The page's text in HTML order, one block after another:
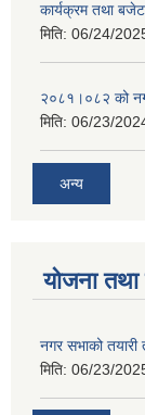
कार्यक्रम तथा बजेट
मिति: 06/24/
२०८१।०८२ को
मिति: 06/23/
अन्य
योजना तथा
नगर सभाको तयारी
मिति: 06/23/